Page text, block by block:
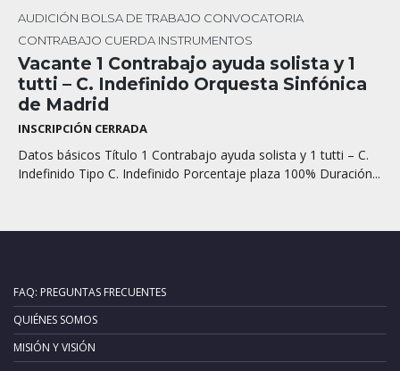
AUDICIÓN BOLSA DE TRABAJO CONVOCATORIA
CONTRABAJO CUERDA INSTRUMENTOS
Vacante 1 Contrabajo ayuda solista y 1
tutti – C. Indefinido Orquesta Sinfónica
de Madrid
INSCRIPCIÓN CERRADA
Datos básicos Título 1 Contrabajo ayuda solista y 1 tutti – C.
Indefinido Tipo C. Indefinido Porcentaje plaza 100% Duración...
FAQ: PREGUNTAS FRECUENTES
QUIÉNES SOMOS
MISIÓN Y VISIÓN